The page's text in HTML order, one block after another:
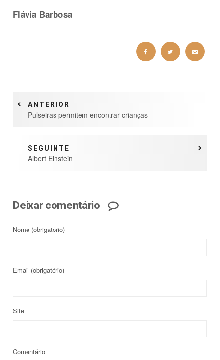
Flávia Barbosa
ANTERIOR
Pulseiras permitem encontrar crianças
SEGUINTE
Albert Einstein
Deixar comentário
Nome (obrigatório)
Email (obrigatório)
Site
Comentário